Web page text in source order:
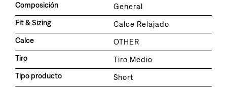
Composición
General
Fit & Sizing
Calce Relajado
Calce
OTHER
Tiro
Tiro Medio
Tipo producto
Short